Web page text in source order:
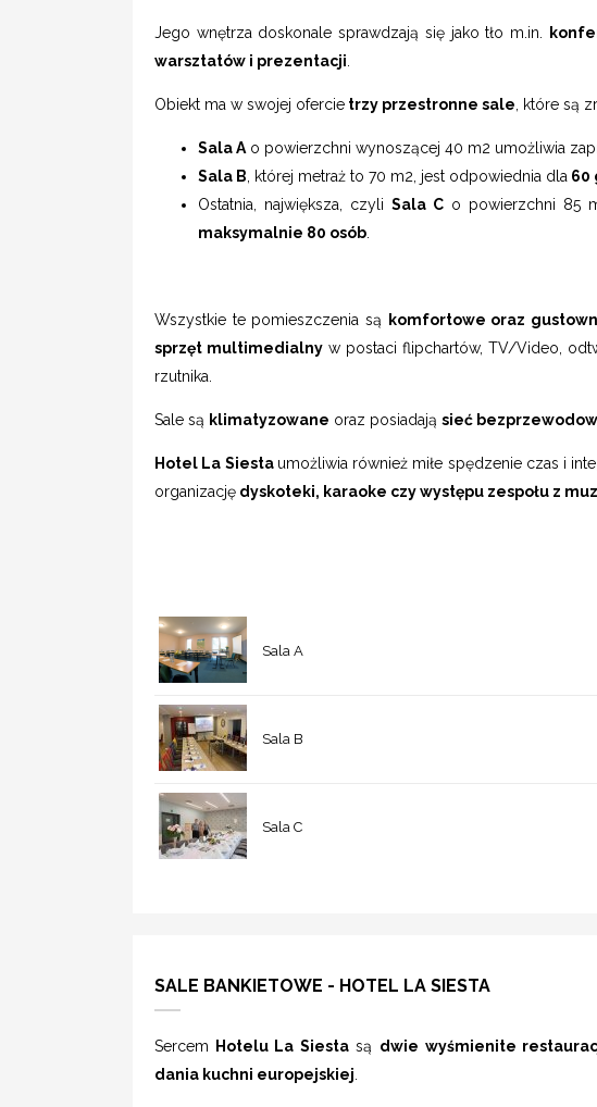
Jego wnętrza doskonale sprawdzają się jako tło m.in.
warsztatów i prezentacji
Obiekt ma w swojej ofercie trzy przestronne sale , które są
Sala A o powierzchni wynoszącej 40 m2 umożliwia
Sala B , której metraż to 70 m2, jest odpowiednia dla 60
Ostatnia, największa, czyli Sala Co powierzchni 85
maksymalnie 80 osób
Wszystkie te pomieszczenia są komfortowe oraz
sprzęt multimedialny w postaci flipchartów, TV/Video,
rzutnika.
Sale są klimatyzowane oraz posiadają sieć
Hotel La Siesta umożliwia również miłe spędzenie czas i
organizację dyskoteki, karaoke czy występu zespołu z
Sala A
Sala B
Sala C
SALE BANKIETOWE - HOTEL LA SIESTA
Sercem Hotelu La Siestasą dwie wyśmienite
dania kuchni europejskiej